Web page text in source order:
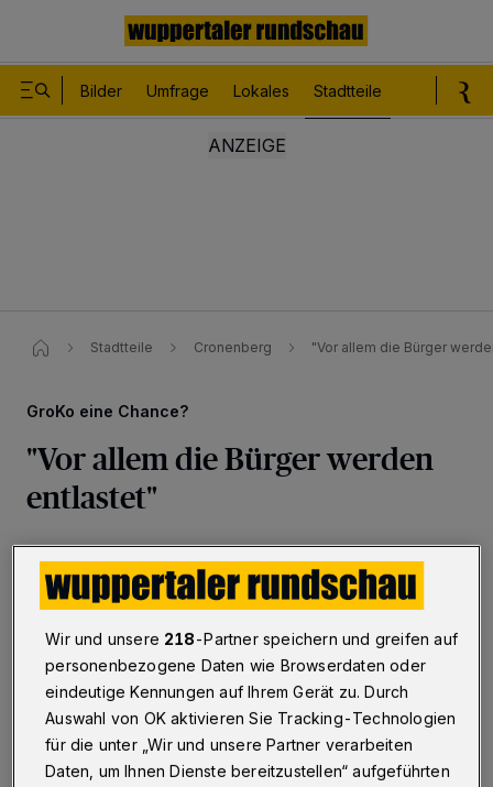
Bilder Umfrage Lokales Stadtteile
Stadtteile Cronenberg "Vor allem die Bürger
GroKo eine Chance?
"Vor allem die Bürger werden
entlastet"
Wuppertal·Während innerhalb der SPD-Basis noch
diskutiert wird, ob das "Ja" zu Koalitionsverhandlungen
mit CDU und CSU womöglich das Ende der
und Wirtschaftsvereinigung (MIT) der CDU in
Wuppertal auf eine Fortführung der großen Koalition.
03.02.2018 , 12:23 Uhr Eine Minute Lesezeit
Wir und unsere 218-Partner speichern und greifen auf
personenbezogene Daten wie Browserdaten oder
eindeutige Kennungen auf Ihrem Gerät zu. Durch
Auswahl von OK aktivieren Sie Tracking-Technologien
für die unter „Wir und unsere Partner verarbeiten
Daten, um Ihnen Dienste bereitzustellen“ aufgeführten